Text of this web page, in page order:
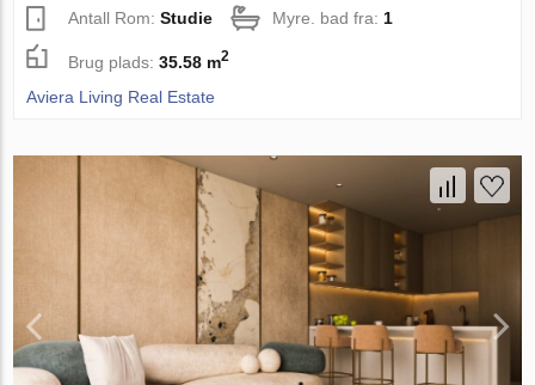
Antall Rom:Studie Myre. bad fra: 1
Brug plads:35.58 m2
Aviera Living Real Estate